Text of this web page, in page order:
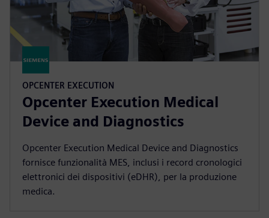
OPCENTER EXECUTION
Opcenter Execution Medical
Device and Diagnostics
Opcenter Execution Medical Device and Diagnostics
fornisce funzionalità MES, inclusi i record cronologici
elettronici dei dispositivi (eDHR), per la produzione
medica.